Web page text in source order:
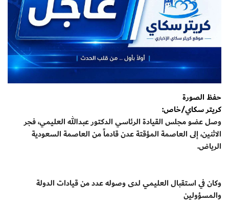
حفظ الصورة
كريتر سكاي/خاص:
وصل عضو مجلس القيادة الرئاسي الدكتور عبدالله العليمي، فجر
الاثنين، إلى العاصمة المؤقتة عدن قادماً من العاصمة السعودية
الرياض.
وكان في استقبال العليمي لدى وصوله عدد من قيادات الدولة
والمسؤولين